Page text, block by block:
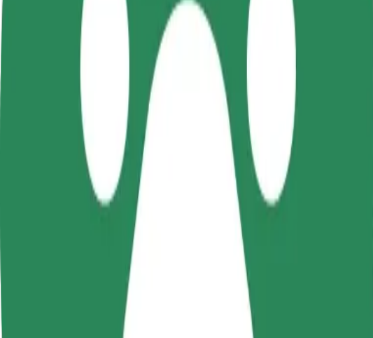
Kako priti od Rynek Staromiejski do Dworzec PKP
Iščete najboljši način, da pridete od Rynek Staromiejski do Dworzec PKP?
Rynek Staromiejski
Dworzec PKP
Udobje in praktičnost sta le nekaj klikov stran!
Zanesljive vožnje v vsakdanjih vozilih srednje velikosti.